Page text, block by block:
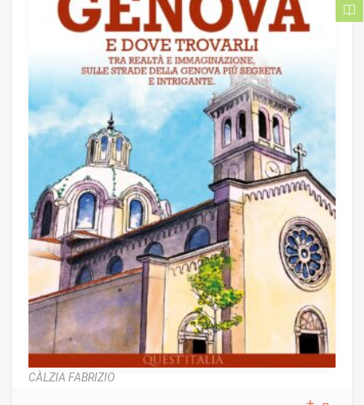
CÀLZIA FABRIZIO